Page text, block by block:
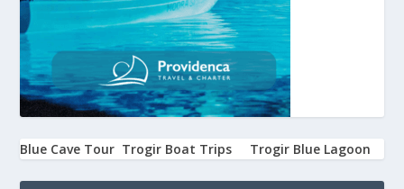
Blue Cave Tour Trogir Boat Trips Trogir Blue Lagoon